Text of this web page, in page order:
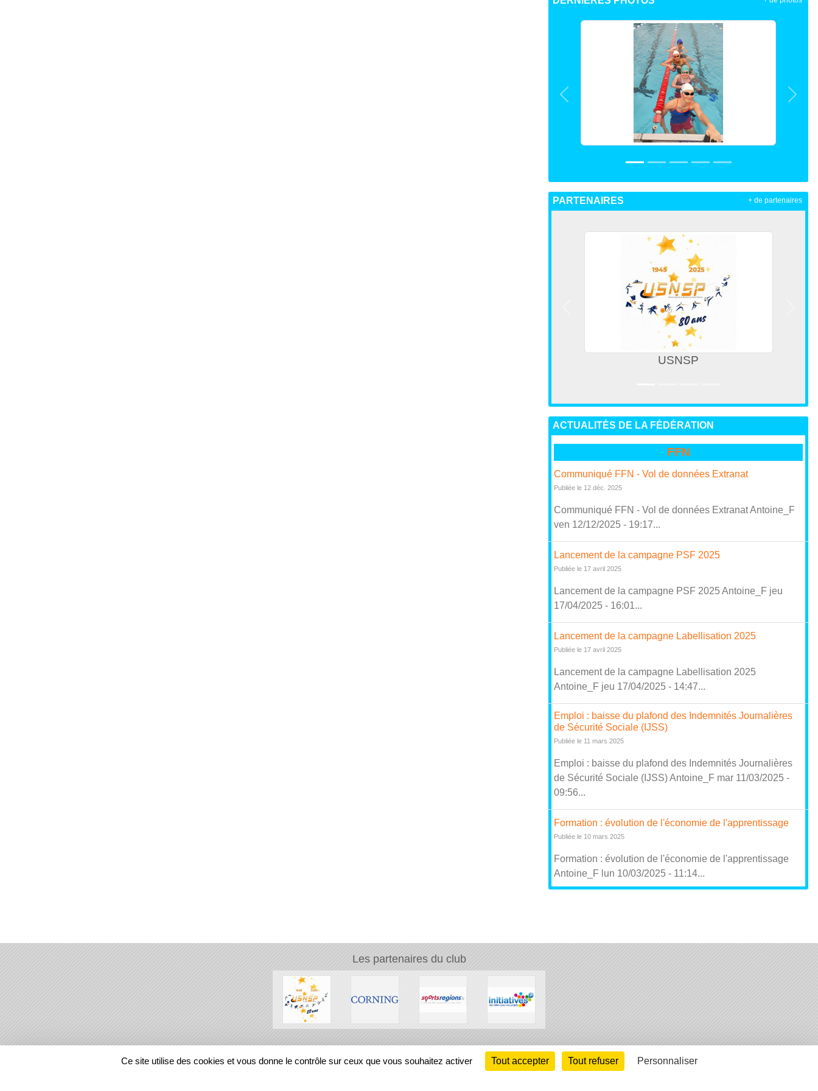
Précedent
PARTENAIRES + de partenaires
ACTUALITÉS DE LA FÉDÉRATION
FFN
Communiqué FFN - Vol de données Extranat
Publiée le 12 déc. 2025
Communiqué FFN - Vol de données Extranat Antoine_F
ven 12/12/2025 - 19:17...
Lancement de la campagne PSF 2025
Publiée le 17 avril 2025
Lancement de la campagne PSF 2025 Antoine_F jeu
17/04/2025 - 16:01...
Lancement de la campagne Labellisation 2025
Publiée le 17 avril 2025
Lancement de la campagne Labellisation 2025
Antoine_F jeu 17/04/2025 - 14:47...
Emploi : baisse du plafond des Indemnités Journalières
de Sécurité Sociale (IJSS)
Publiée le 11 mars 2025
Emploi : baisse du plafond des Indemnités Journalières
de Sécurité Sociale (IJSS) Antoine_F mar 11/03/2025 -
09:56...
Formation : évolution de l'économie de l'apprentissage
Publiée le 10 mars 2025
Formation : évolution de l'économie de l'apprentissage
Antoine_F lun 10/03/2025 - 11:14...
Les partenaires du club
REGIONS Charte cookies
Gestion des cookies
Informations légales
Signaler un contenu inapproprié
Ce site utilise des cookies et vous donne le contrôle sur ceux que vous souhaitez activer Tout accepter Tout refuser Personnaliser